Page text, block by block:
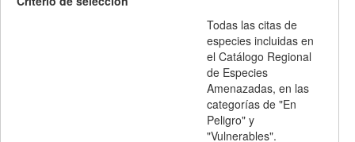
Todas las citas de
especies incluidas en
el Catálogo Regional
de Especies
Amenazadas, en las
categorías de "En
Peligro" y
"Vulnerables".